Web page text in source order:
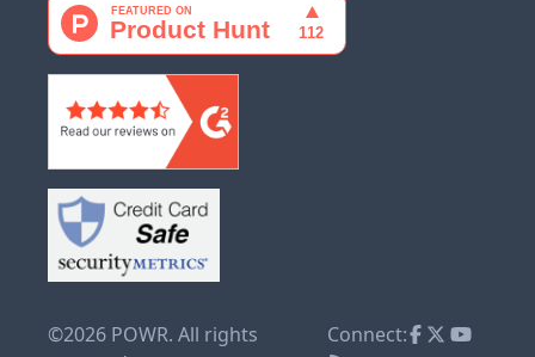
©2026 POWR. All rights
Connect: